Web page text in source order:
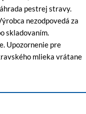
pestrej stravy.
nezodpovedá za
skladovaním.
Upozornenie pre
mlieka vrátane